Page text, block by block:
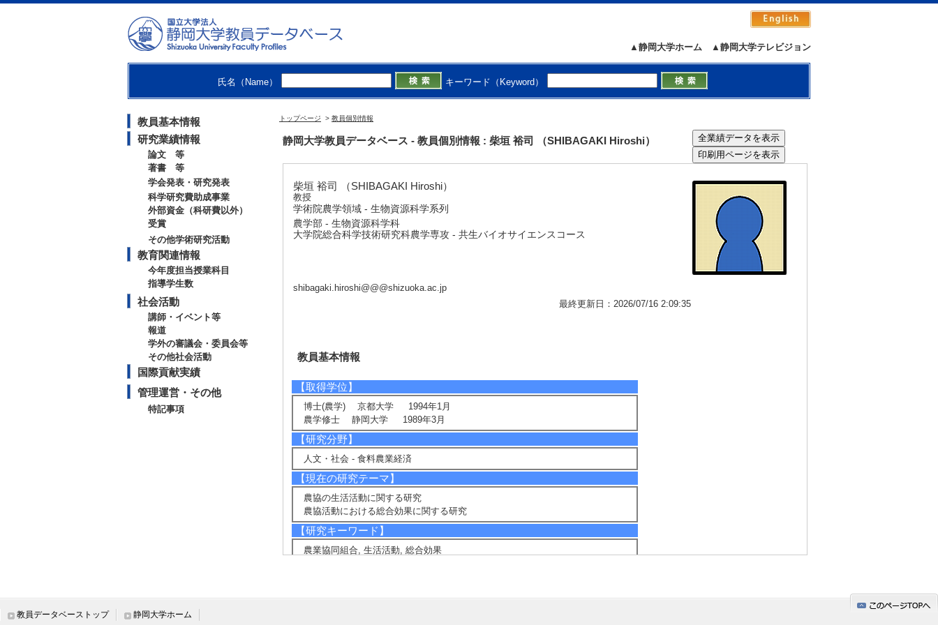
▲静岡大学テレビジョン
▲静岡大学ホーム
氏名（Name） キーワード（Keyword）
教員基本情報
研究業績情報
論文 等
著書 等
学会発表・研究発表
科学研究費助成事業
外部資金（科研費以外）
受賞
その他学術研究活動
教育関連情報
今年度担当授業科目
指導学生数
社会活動
講師・イベント等
報道
学外の審議会・委員会等
その他社会活動
国際貢献実績
管理運営・その他
特記事項
トップページ > 教員個別情報
静岡大学教員データベース - 教員個別情報 : 柴垣 裕司 （SHIBAGAKI Hiroshi）
柴垣 裕司 （SHIBAGAKI Hiroshi）
教授
学術院農学領域 - 生物資源科学系列
農学部 - 生物資源科学科
大学院総合科学技術研究科農学専攻 - 共生バイオサイエンスコース
shibagaki.hiroshi@@@shizuoka.ac.jp
最終更新日：2026/07/16 2:09:35
教員基本情報
【取得学位】
博士(農学) 京都大学 1994年1月
農学修士 静岡大学 1989年3月
【研究分野】
人文・社会 - 食料農業経済
【現在の研究テーマ】
農協の生活活動に関する研究
農協活動における総合効果に関する研究
【研究キーワード】
農業協同組合, 生活活動, 総合効果
教員データベーストップ 静岡大学ホーム